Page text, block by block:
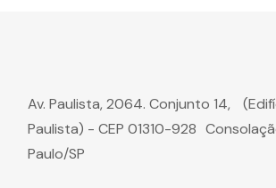
Av. Paulista, 2064. Conjunto 14,
Paulista) - CEP 01310-928
Paulo/SP